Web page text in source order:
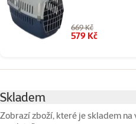
669 Kč
579 Kč
Skladem
Zobrazí zboží, které je skladem na